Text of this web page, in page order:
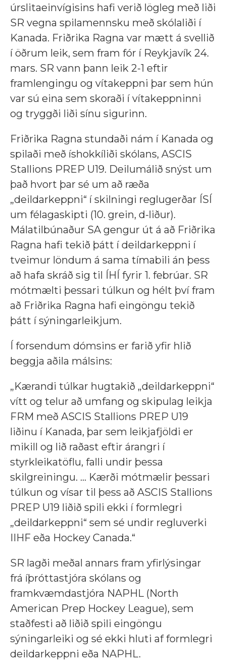
úrslitaeinvígisins hafi verið lögleg með liði
SR vegna spilamennsku með skólaliði í
Kanada. Friðrika Ragna var mætt á svellið
í öðrum leik, sem fram fór í Reykjavík 24.
mars. SR vann þann leik 2-1 eftir
framlengingu og vítakeppni þar sem hún
var sú eina sem skoraði í vítakeppninni
og tryggði liði sínu sigurinn.
Friðrika Ragna stundaði nám í Kanada og
spilaði með íshokkíliði skólans, ASCIS
Stallions PREP U19. Deilumálið snýst um
það hvort þar sé um að ræða
„deildarkeppni“ í skilningi reglugerðar ÍSÍ
um félagaskipti (10. grein, d-liður).
Málatilbúnaður SA gengur út á að Friðrika
Ragna hafi tekið þátt í deildarkeppni í
tveimur löndum á sama tímabili án þess
að hafa skráð sig til ÍHÍ fyrir 1. febrúar. SR
mótmælti þessari túlkun og hélt því fram
að Friðrika Ragna hafi eingöngu tekið
þátt í sýningarleikjum.
Í forsendum dómsins er farið yfir hlið
beggja aðila málsins:
„Kærandi túlkar hugtakið „deildarkeppni“
vítt og telur að umfang og skipulag leikja
FRM með ASCIS Stallions PREP U19
liðinu í Kanada, þar sem leikjafjöldi er
mikill og lið raðast eftir árangri í
styrkleikatöflu, falli undir þessa
skilgreiningu. ... Kærði mótmælir þessari
túlkun og vísar til þess að ASCIS Stallions
PREP U19 liðið spili ekki í formlegri
„deildarkeppni“ sem sé undir regluverki
IIHF eða Hockey Canada.“
SR lagði meðal annars fram yfirlýsingar
frá íþróttastjóra skólans og
framkvæmdastjóra NAPHL (North
American Prep Hockey League), sem
staðfesti að liðið spili eingöngu
sýningarleiki og sé ekki hluti af formlegri
deildarkeppni eða NAPHL.